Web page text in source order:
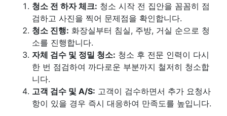
청소 전 하자 체크: 청소 시작 전 집안을 꼼꼼히 점
검하고 사진을 찍어 문제점을 확인합니다.
청소 진행: 화장실부터 침실, 주방, 거실 순으로 청
소를 진행합니다.
자체 검수 및 정밀 청소: 청소 후 전문 인력이 다시
한 번 점검하여 까다로운 부분까지 철저히 청소합
니다.
고객 검수 및 A/S: 고객이 검수하면서 추가 요청사
항이 있을 경우 즉시 대응하여 만족도를 높입니다.